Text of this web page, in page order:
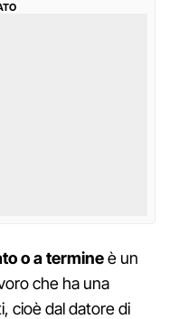
o a termineè un
che ha una
cioè dal datore di